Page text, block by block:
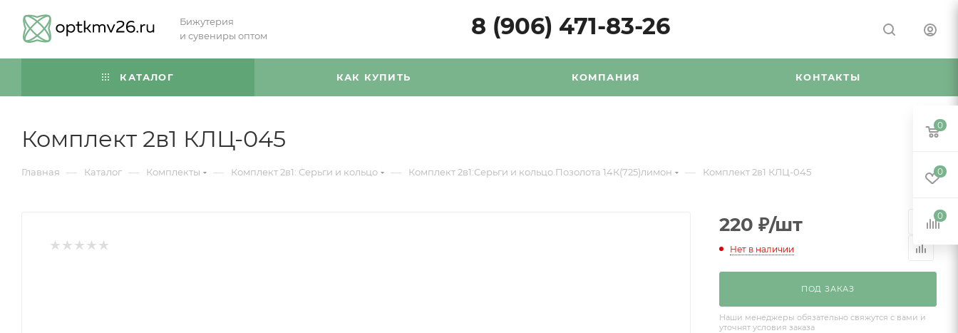
Бижутерия
и сувениры оптом
8 (906) 471-83-26
КАТАЛОГ КАК КУПИТЬ КОМПАНИЯ КОНТАКТЫ
Комплект 2в1 КЛЦ-045
Главная — Каталог — Комплекты — Комплект 2в1: Серьги и кольцо — Комплект 2в1:Серьги и кольцо.Позолота 14К(725)лимон — Комплект 2в1 КЛЦ-045
220 ₽/шт
Нет в наличии
ПОД ЗАКАЗ
Наши менеджеры обязательно свяжутся с вами и
уточнят условия заказа
0
0
0